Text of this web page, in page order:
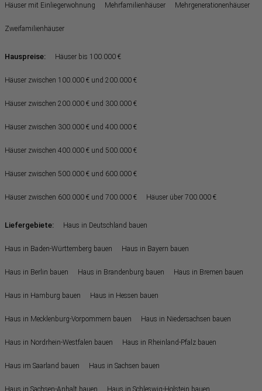
Häuser mit Einliegerwohnung Mehrfamilienhäuser Mehrgenerationenhäuser
Zweifamilienhäuser
Hauspreise: Häuser bis 100.000 €
Häuser zwischen 100.000 € und 200.000 €
Häuser zwischen 200.000 € und 300.000 €
Häuser zwischen 300.000 € und 400.000 €
Häuser zwischen 400.000 € und 500.000 €
Häuser zwischen 500.000 € und 600.000 €
Häuser zwischen 600.000 € und 700.000 € Häuser über 700.000 €
Liefergebiete: Haus in Deutschland bauen
Haus in Baden-Württemberg bauen Haus in Bayern bauen
Haus in Berlin bauen Haus in Brandenburg bauen Haus in Bremen bauen
Haus in Hamburg bauen Haus in Hessen bauen
Haus in Mecklenburg-Vorpommern bauen Haus in Niedersachsen bauen
Haus in Nordrhein-Westfalen bauen Haus in Rheinland-Pfalz bauen
Haus im Saarland bauen Haus in Sachsen bauen
Haus in Sachsen-Anhalt bauen Haus in Schleswig-Holstein bauen